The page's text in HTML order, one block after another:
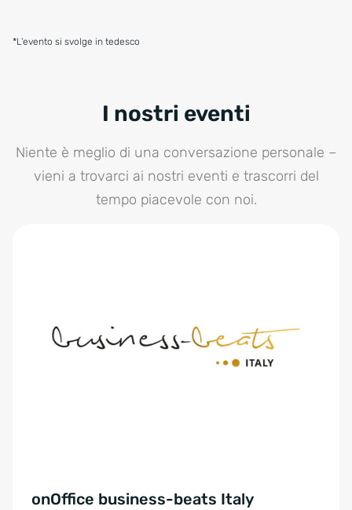
*L’evento si svolge in tedesco
I nostri eventi
Niente è meglio di una conversazione personale –
vieni a trovarci ai nostri eventi e trascorri del
tempo piacevole con noi.
onOffice business-beats Italy